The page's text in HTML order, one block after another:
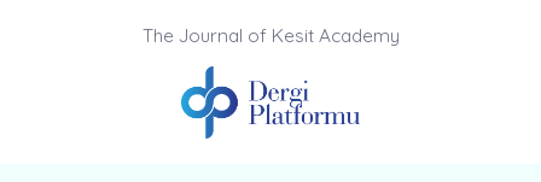
The Journal of Kesit Academy